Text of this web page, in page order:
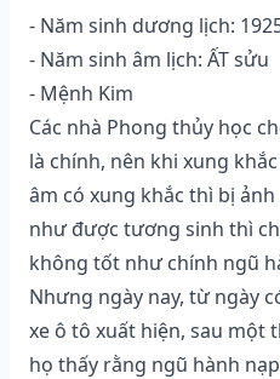
- Năm sinh dương lịch:
- Năm sinh âm lịch: ẤT sửu
- Mệnh Kim
Các nhà Phong thủy học
là chính, nên khi xung
âm có xung khắc thì bị
như được tương sinh thì
không tốt như chính ngũ
Nhưng ngày nay, từ ngày
xe ô tô xuất hiện, sau một
họ thấy rằng ngũ hành